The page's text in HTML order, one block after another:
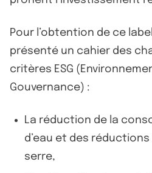
Pour l’obtention de ce
présenté un cahier des
critères ESG
Gouvernance) :
La réduction de la
d’eau et des
serre,